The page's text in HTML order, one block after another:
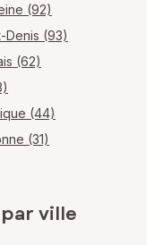
(92)
Denis (93)
(62)
(44)
(31)
ville